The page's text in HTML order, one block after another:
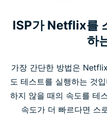
ISP가 Netflix를
하
가장 간단한 방법은
도 테스트를 실행하는 것
하지 않을 때의 속도를 테
속도가 더 빠르다면 스